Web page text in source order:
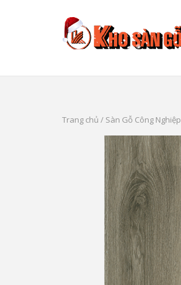
Trang chủ / Sàn Gỗ Công Nghiệp